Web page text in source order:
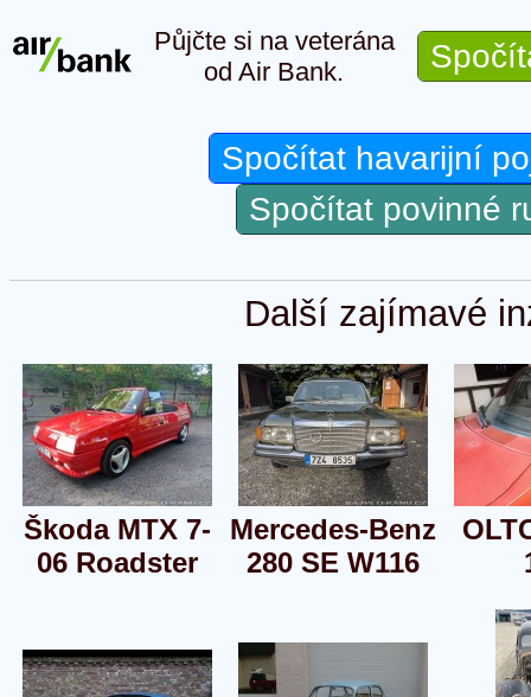
Půjčte si na veterána
od Air Bank.
Spočítat havarijní
Spočítat povinné
Další zajímavé
Škoda MTX 7-
06 Roadster
Mercedes-Benz
280 SE W116